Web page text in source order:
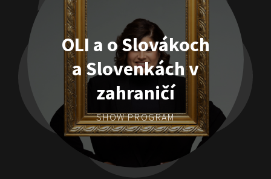
OLI a o Slovákoch
a Slovenkách v
zahraničí
SHOW PROGRAM